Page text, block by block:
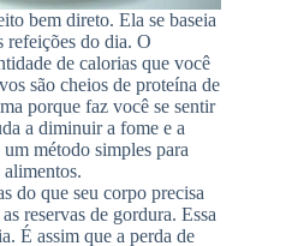
bem direto. Ela se baseia
refeições do dia. O
de calorias que você
são cheios de proteína de
porque faz você se sentir
a diminuir a fome e a
método simples para
do que seu corpo precisa
reservas de gordura. Essa
É assim que a perda de